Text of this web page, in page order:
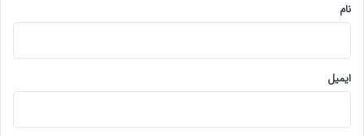
نام
ایمیل